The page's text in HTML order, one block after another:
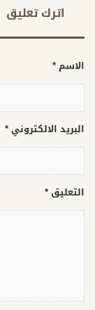
اترك تعلیق
الاسم *
البريد الالكتروني *
التعليق *